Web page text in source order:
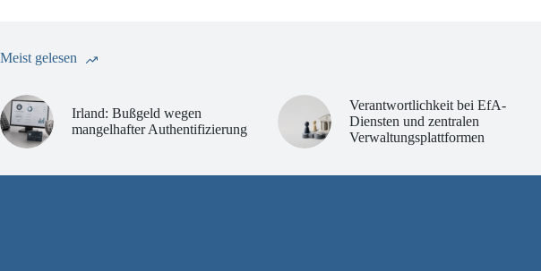
Meist gelesen
Irland: Bußgeld wegen
mangelhafter Authentifizierung
Verantwortlichkeit bei EfA-
Diensten und zentralen
Verwaltungsplattformen